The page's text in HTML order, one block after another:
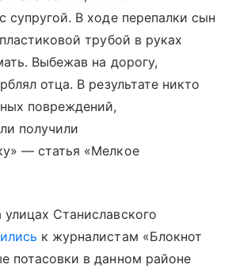
супругой. В ходе перепалки сын
трубой в руках
Выбежав на дорогу,
отца. В результате никто
повреждений,
получили
— статья «Мелкое
Станиславского
к журналистам «Блокнот
потасовки в данном районе